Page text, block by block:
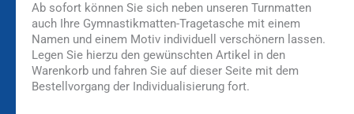
Ab sofort können Sie sich neben unseren Turnmatten
auch Ihre Gymnastikmatten-Tragetasche mit einem
Namen und einem Motiv individuell verschönern lassen.
Legen Sie hierzu den gewünschten Artikel in den
Warenkorb und fahren Sie auf dieser Seite mit dem
Bestellvorgang der Individualisierung fort.